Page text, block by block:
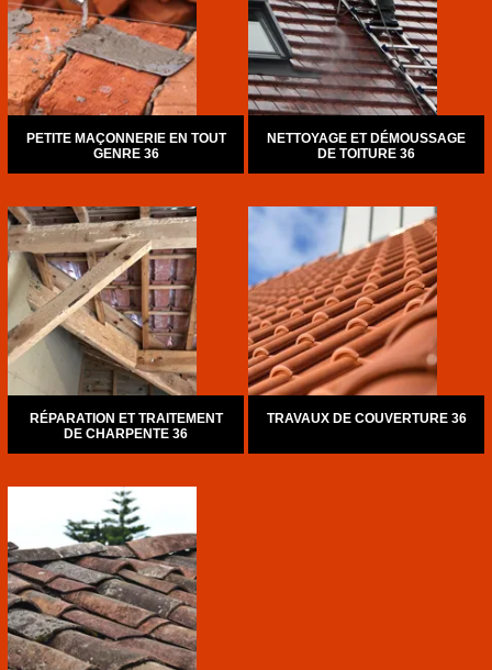
PETITE MAÇONNERIE EN TOUT
GENRE 36
NETTOYAGE ET DÉMOUSSAGE
DE TOITURE 36
RÉPARATION ET TRAITEMENT
DE CHARPENTE 36
TRAVAUX DE COUVERTURE 36